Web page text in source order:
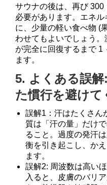
サウナの後は、再び 300
必要があります。エネ
に、少量の軽い食べ物 (
わせてもよいでしょう
が完全に回復するまで 1
ます。
5. よくある誤
た慣行を避けて
誤解1：汗はたくさ
質は「汗の量」だけ
ること。過度の発汗
衡を引き起こし、か
ます。
誤解2: 周波数は高い
入ると、皮膚のバリ